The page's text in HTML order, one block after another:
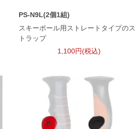
PS-N9L(2個1組)
スキーポール用ストレートタイプのス
トラップ
1,100円(税込)